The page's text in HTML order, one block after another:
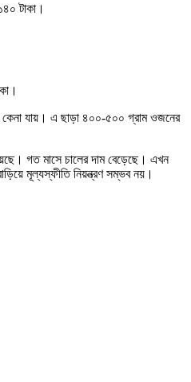
টাকা।
কেনা যায়। এ ছাড়া ৪০০-৫০০ গ্রাম ওজনের
গত মাসে চালের দাম বেড়েছে। এখন
মূল্যস্ফীতি নিয়ন্ত্রণ সম্ভব নয়।